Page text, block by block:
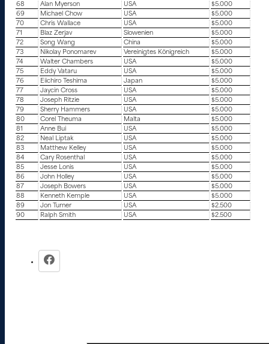
68
Alan Myerson USA
$5.000
69
Michael Chow USA
$5.000
70
Chris Wallace USA
$5.000
71
Blaz Zerjav Slowenien
$5.000
72
Song Wang China
$5.000
73
Nikolay Ponomarev Vereinigtes Königreich
$5.000
74
Walter Chambers USA
$5.000
75
Eddy Vataru USA
$5.000
76
Eiichiro Teshima Japan
$5.000
77
Jaycin Cross USA
$5.000
78
Joseph Ritzie USA
$5.000
79
Sherry Hammers USA
$5.000
80
Corel Theuma Malta
$5.000
81
Anne Bui USA
$5.000
82
Neal Liptak USA
$5.000
83
Matthew Kelley USA
$5.000
84
Cary Rosenthal USA
$5.000
85
Jesse Lonis USA
$5.000
86
John Holley USA
$5.000
87
Joseph Bowers USA
$5.000
88
Kenneth Kemple USA
$5.000
89
Jon Turner USA
$2.500
90
Ralph Smith USA $2.500